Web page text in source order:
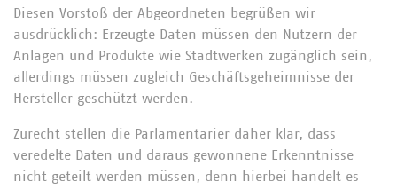
Diesen Vorstoß der Abgeordneten begrüßen wir
ausdrücklich: Erzeugte Daten müssen den Nutzern der
Anlagen und Produkte wie Stadtwerken zugänglich sein,
allerdings müssen zugleich Geschäftsgeheimnisse der
Hersteller geschützt werden.
Zurecht stellen die Parlamentarier daher klar, dass
veredelte Daten und daraus gewonnene Erkenntnisse
nicht geteilt werden müssen, denn hierbei handelt es